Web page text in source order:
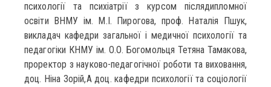
психології та психіатрії з курсом післядипломної
освіти ВНМУ ім. М.І. Пирогова, проф. Наталія Пшук,
викладач кафедри загальної і медичної психології та
педагогіки КНМУ ім. О.О. Богомольця Тетяна Тамакова,
проректор з науково-педагогічної роботи та виховання,
доц. Ніна Зорій,A доц. кафедри психології та соціології